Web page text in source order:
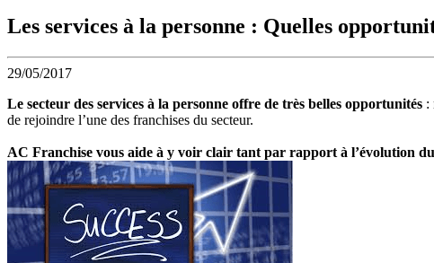
Les services à la personne : Quelles
29/05/2017
Le secteur des services à la personne offre de très belles opportunités :
de rejoindre l’une des franchises du secteur.
AC Franchise vous aide à y voir clair tant par rapport à l’évolution